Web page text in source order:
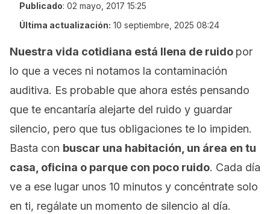
Publicado: 02 mayo, 2017 15:25
Última actualización: 10 septiembre, 2025 08:24
Nuestra vida cotidiana está llena de ruido por
lo que a veces ni notamos la contaminación
auditiva. Es probable que ahora estés pensando
que te encantaría alejarte del ruido y guardar
silencio, pero que tus obligaciones te lo impiden.
Basta con buscar una habitación, un área en tu
casa, oficina o parque con poco ruido. Cada día
ve a ese lugar unos 10 minutos y concéntrate solo
en ti, regálate un momento de silencio al día.